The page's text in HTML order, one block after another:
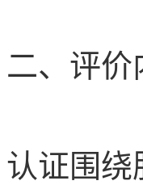
二、评价
认证围绕